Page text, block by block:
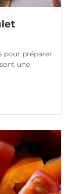
pour préparer
une